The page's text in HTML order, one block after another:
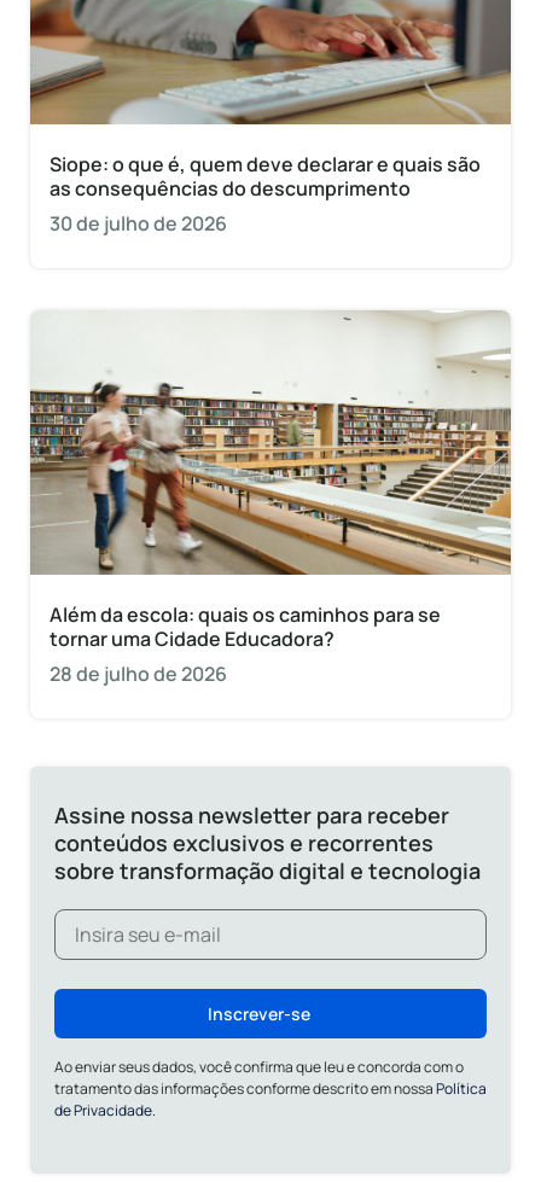
Siope: o que é, quem deve declarar e quais são
as consequências do descumprimento
30 de julho de 2026
Além da escola: quais os caminhos para se
tornar uma Cidade Educadora?
28 de julho de 2026
Assine nossa newsletter para receber
conteúdos exclusivos e recorrentes
sobre transformação digital e tecnologia
Inscrever-se
Ao enviar seus dados, você confirma que leu e concorda com o
tratamento das informações conforme descrito em nossaPolítica
de Privacidade.